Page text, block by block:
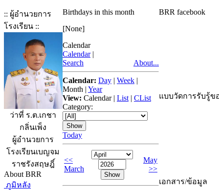
:: ผู้อำนวยการ
โรงเรียน ::
ว่าที่ ร.ต.เกชา
กลิ่นเพ็ง
ผู้อำนวยการ
โรงเรียนเบญจม
ราชรังสฤษฎิ์
About BRR
ภูมิหลัง
Birthdays in this month
[None]
Calendar
Calendar |
Search
About...
Calendar: Day | Week |
Month | Year
View: Calendar| List | CList
Category:
Today
<<
March
May
>>
BRR facebook
แบบวัดการรับรู้ข
เอกสาร/ข้อมูล